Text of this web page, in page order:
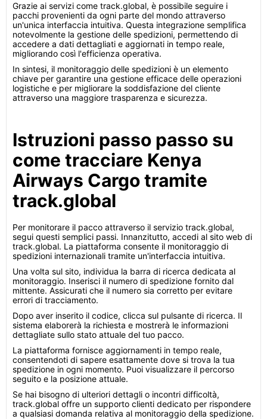
Grazie ai servizi come track.global, è possibile seguire i
pacchi provenienti da ogni parte del mondo attraverso
un'unica interfaccia intuitiva. Questa integrazione semplifica
notevolmente la gestione delle spedizioni, permettendo di
accedere a dati dettagliati e aggiornati in tempo reale,
migliorando così l'efficienza operativa.
In sintesi, il monitoraggio delle spedizioni è un elemento
chiave per garantire una gestione efficace delle operazioni
logistiche e per migliorare la soddisfazione del cliente
attraverso una maggiore trasparenza e sicurezza.
Istruzioni passo passo su
come tracciare Kenya
Airways Cargo tramite
track.global
Per monitorare il pacco attraverso il servizio track.global,
segui questi semplici passi. Innanzitutto, accedi al sito web di
track.global. La piattaforma consente il monitoraggio di
spedizioni internazionali tramite un'interfaccia intuitiva.
Una volta sul sito, individua la barra di ricerca dedicata al
monitoraggio. Inserisci il numero di spedizione fornito dal
mittente. Assicurati che il numero sia corretto per evitare
errori di tracciamento.
Dopo aver inserito il codice, clicca sul pulsante di ricerca. Il
sistema elaborerà la richiesta e mostrerà le informazioni
dettagliate sullo stato attuale del tuo pacco.
La piattaforma fornisce aggiornamenti in tempo reale,
consentendoti di sapere esattamente dove si trova la tua
spedizione in ogni momento. Puoi visualizzare il percorso
seguito e la posizione attuale.
Se hai bisogno di ulteriori dettagli o incontri difficoltà,
track.global offre un supporto clienti dedicato per rispondere
a qualsiasi domanda relativa al monitoraggio della spedizione.